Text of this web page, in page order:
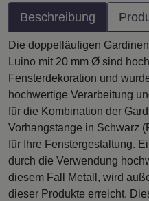
Beschreibung
Die doppelläufigen
Luino mit 20 mm Ø sind
Fensterdekoration und
hochwertige Verarbeitung
für die Kombination der
Vorhangstange in Schwarz
für Ihre Fenstergestaltung.
durch die Verwendung
diesem Fall Metall, wird
dieser Produkte erreicht.